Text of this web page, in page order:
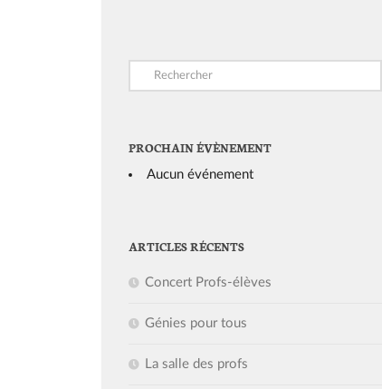
PROCHAIN ÉVÈNEMENT
Aucun événement
ARTICLES RÉCENTS
Concert Profs-élèves
Génies pour tous
La salle des profs